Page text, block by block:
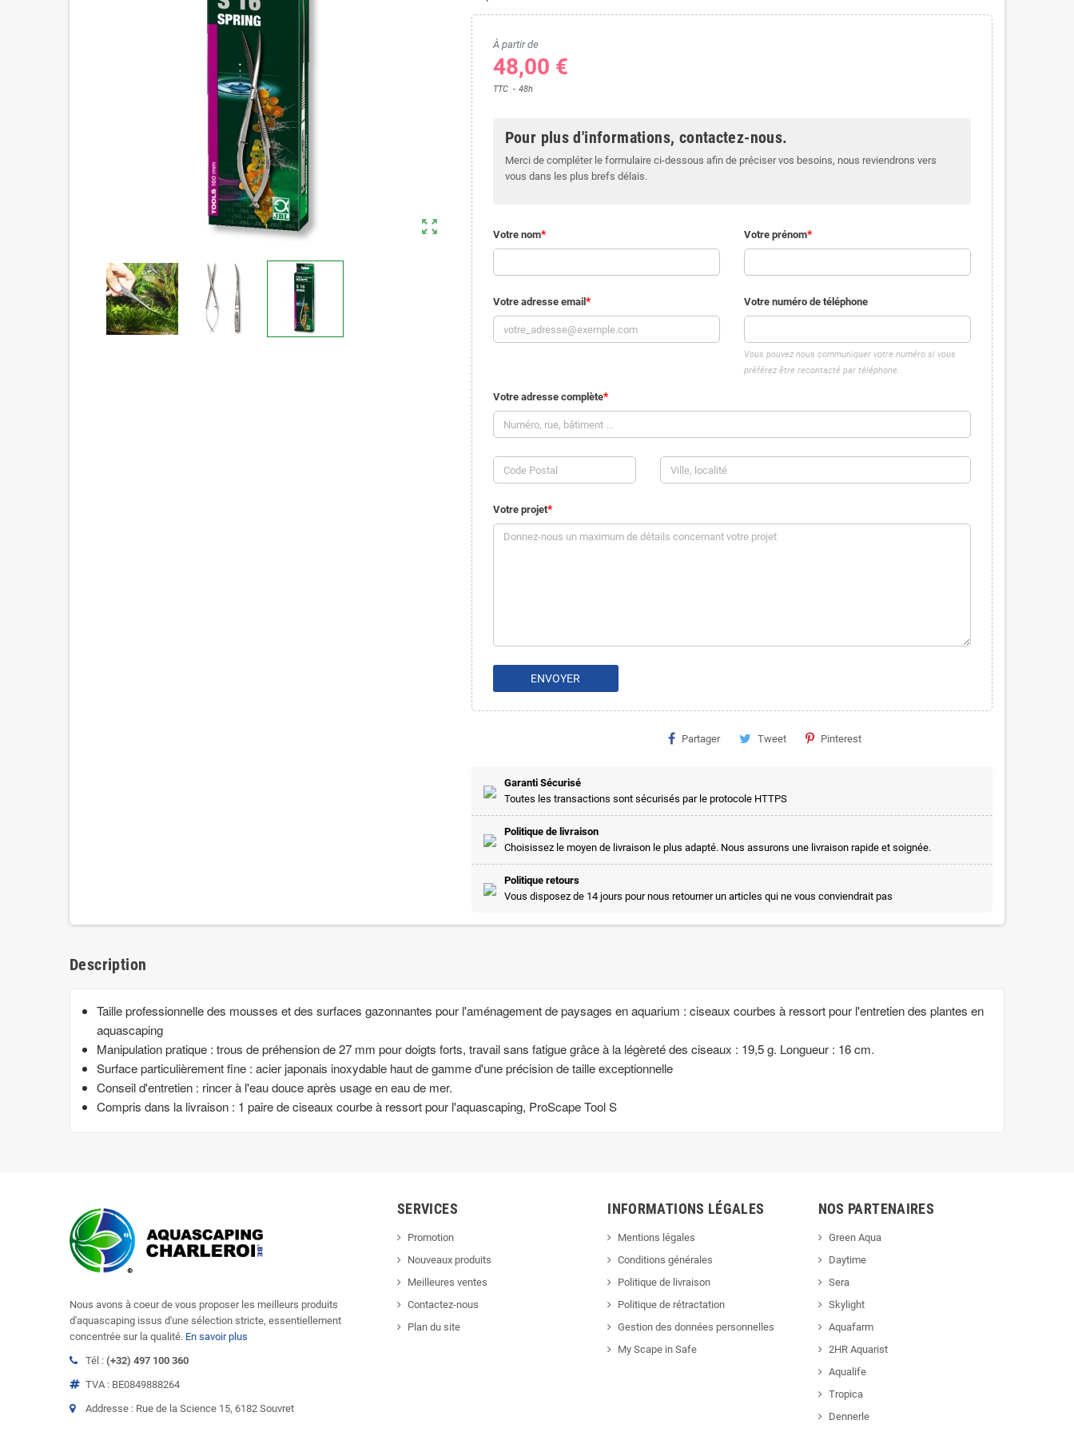
zoom_out_map
À partir de
48,00 €
TTC 48h
Pour plus d'informations, contactez-nous.
Merci de compléter le formulaire ci-dessous afin de préciser vos besoins, nous reviendrons vers
vous dans les plus brefs délais.
Votre nom Votre prénom
Votre adresse email Votre numéro de téléphone
Vous pouvez nous communiquer votre numéro si vous
préférez être recontacté par téléphone.
Votre adresse complète
Votre projet
ENVOYER
Partager Tweet Pinterest
Garanti Sécurisé
Toutes les transactions sont sécurisés par le protocole HTTPS
Politique de livraison
Choisissez le moyen de livraison le plus adapté. Nous assurons une livraison rapide et soignée.
Politique retours
Vous disposez de 14 jours pour nous retourner un articles qui ne vous conviendrait pas
Description
Taille professionnelle des mousses et des surfaces gazonnantes pour l'aménagement de paysages en aquarium : ciseaux courbes à ressort pour l'entretien des plantes en
aquascaping
Manipulation pratique : trous de préhension de 27 mm pour doigts forts, travail sans fatigue grâce à la légèreté des ciseaux : 19,5 g. Longueur : 16 cm.
Surface particulièrement fine : acier japonais inoxydable haut de gamme d'une précision de taille exceptionnelle
Conseil d'entretien : rincer à l'eau douce après usage en eau de mer.
Compris dans la livraison : 1 paire de ciseaux courbe à ressort pour l'aquascaping, ProScape Tool S
Nous avons à coeur de vous proposer les meilleurs produits
d'aquascaping issus d'une sélection stricte, essentiellement
concentrée sur la qualité. En savoir plus
Tél : (+32) 497 100 360
TVA : BE0849888264
Addresse : Rue de la Science 15, 6182 Souvret
SERVICES
Promotion
Nouveaux produits
Meilleures ventes
Contactez-nous
Plan du site
INFORMATIONS LÉGALES
Mentions légales
Conditions générales
Politique de livraison
Politique de rétractation
Gestion des données personnelles
My Scape in Safe
NOS PARTENAIRES
Green Aqua
Daytime
Sera
Skylight
Aquafarm
2HR Aquarist
Aqualife
Tropica
Dennerle